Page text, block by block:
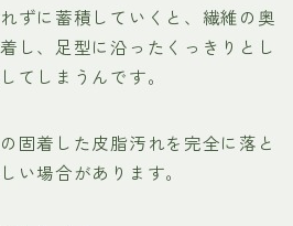
ずに蓄積していくと、繊維の奥
し、足型に沿ったくっきりとし
てしまうんです。
固着した皮脂汚れを完全に落と
い場合があります。